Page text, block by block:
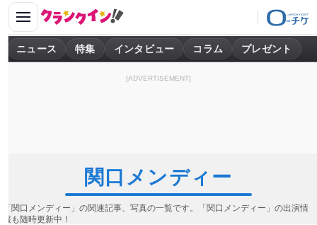
ニュース 特集 インタビュー コラム プレゼント
[ADVERTISEMENT]
関口メンディー
「関口メンディー」の関連記事、写真の一覧です。「関口メンディー」の出演情
報も随時更新中！